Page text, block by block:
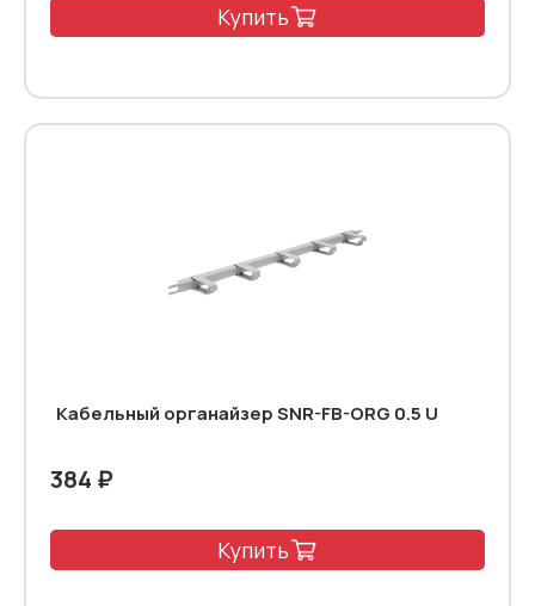
Купить
Кабельный органайзер SNR-FB-ORG 0.5 U
384 ₽
Купить